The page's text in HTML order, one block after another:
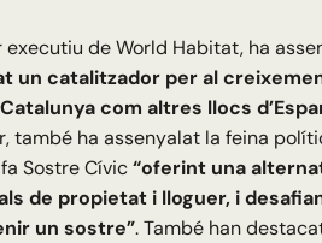
de World Habitat, ha
un catalitzador per al
com altres llocs
també ha assenyalat la feina
Sostre Cívic“oferint una
de propietat i lloguer, i
un sostre”. També han